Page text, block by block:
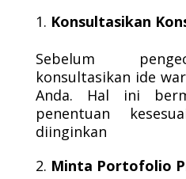
Konsultasikan
Sebelum
konsultasikan ide
Anda. Hal ini
penentuan
diinginkan
Minta Portofolio